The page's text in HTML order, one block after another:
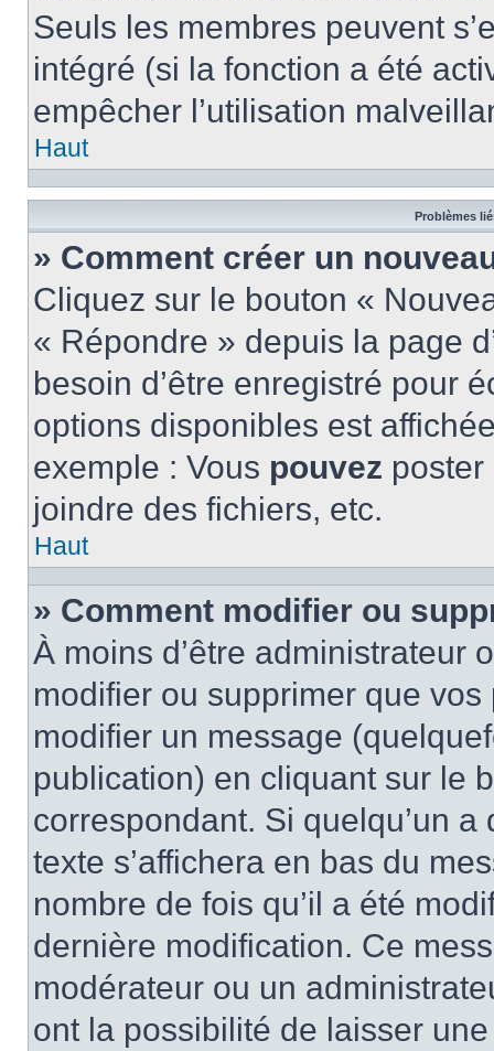
Seuls les membres peuvent
intégré (si la fonction a été
empêcher l’utilisation
Haut
Problèmes
» Comment créer un
Cliquez sur le bouton «
« Répondre » depuis la page
besoin d’être enregistré pour
options disponibles est
exemple : Vous pouvez
joindre des fichiers, etc.
Haut
» Comment modifier ou
À moins d’être administrateur
modifier ou supprimer que
modifier un message
publication) en cliquant sur le
correspondant. Si quelqu’un
texte s’affichera en bas du
nombre de fois qu’il a été
dernière modification. Ce
modérateur ou un
ont la possibilité de laisser